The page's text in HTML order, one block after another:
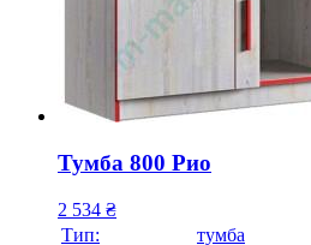
Тумба 800 Рио
2 534 ₴
Тип:
тумба